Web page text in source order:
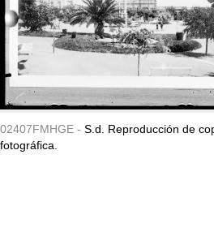
02407FMHGE - S.d. Reproducción de
fotográfica.